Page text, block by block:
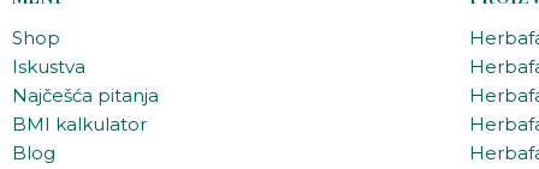
Shop
Iskustva
Najčešća pitanja
BMI kalkulator
Blog